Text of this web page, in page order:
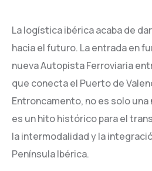
La logística ibérica acaba de
hacia el futuro. La entrada en
nueva Autopista Ferroviaria
que conecta el Puerto de
Entroncamento, no es solo
es un hito histórico para el
la intermodalidad y la
Península Ibérica.